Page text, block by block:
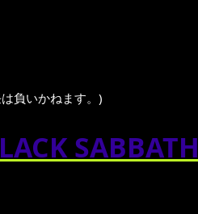
負いかねます。)
SABBATH